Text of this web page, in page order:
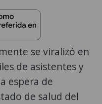
se viralizó en
de asistentes y
espera de
de salud del